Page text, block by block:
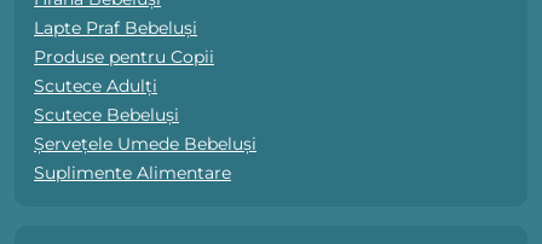
Lapte Praf Bebeluși
Produse pentru Copii
Scutece Adulți
Scutece Bebeluși
Șervețele Umede Bebeluși
Suplimente Alimentare